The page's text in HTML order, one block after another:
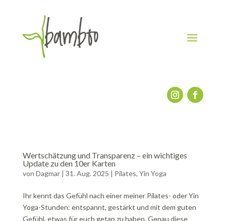
Wertschätzung und Transparenz – ein wichtiges
Update zu den 10er Karten
von Dagmar| 31. Aug. 2025 | Pilates, Yin Yoga
Ihr kennt das Gefühl nach einer meiner Pilates- oder Yin
Yoga-Stunden: entspannt, gestärkt und mit dem guten
Gefühl, etwas für euch getan zu haben. Genau diese